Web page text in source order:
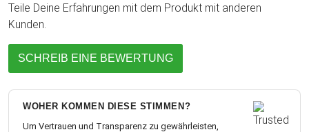
Teile Deine Erfahrungen mit dem Produkt mit anderen
Kunden.
SCHREIB EINE BEWERTUNG
WOHER KOMMEN DIESE STIMMEN?
Um Vertrauen und Transparenz zu gewährleisten,